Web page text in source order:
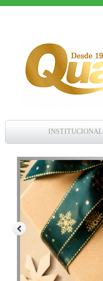
INSTITUCIONAL